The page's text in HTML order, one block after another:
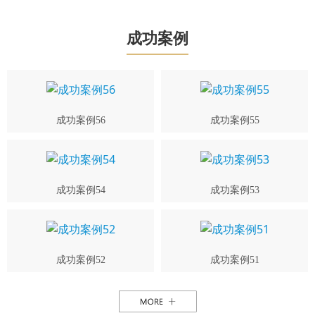
成功案例
成功案例56 成功案例55
成功案例54 成功案例53
成功案例52 成功案例51